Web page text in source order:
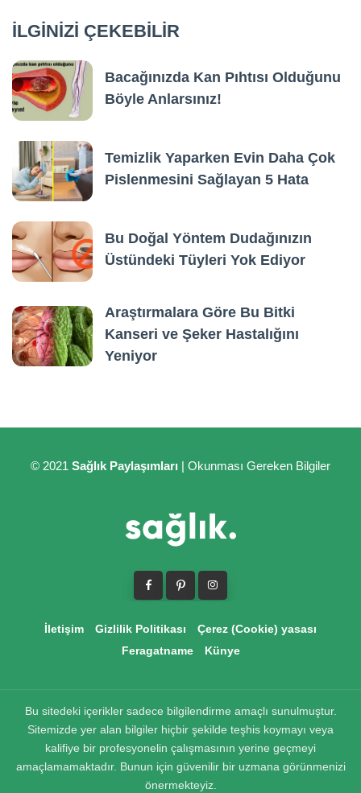
İLGİNİZİ ÇEKEBİLİR
Bacağınızda Kan Pıhtısı Olduğunu
Böyle Anlarsınız!
Temizlik Yaparken Evin Daha Çok
Pislenmesini Sağlayan 5 Hata
Bu Doğal Yöntem Dudağınızın
Üstündeki Tüyleri Yok Ediyor
Araştırmalara Göre Bu Bitki
Kanseri ve Şeker Hastalığını
Yeniyor
© 2021 Sağlık Paylaşımları | Okunması Gereken Bilgiler
İletişim Gizlilik Politikası
Çerez (Cookie) yasası
Feragatname
Künye
Bu sitedeki içerikler sadece bilgilendirme amaçlı sunulmuştur.
Sitemizde yer alan bilgiler hiçbir şekilde teşhis koymayı veya
kalifiye bir profesyonelin çalışmasının yerine geçmeyi
amaçlamamaktadır. Bunun için güvenilir bir uzmana görünmenizi
önermekteyiz.